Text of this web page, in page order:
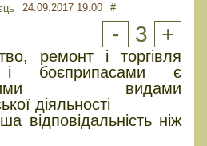
24.09.2017 19:00 #
- 3 +
ремонт і торгівля
боєприпасами є
видами
діяльності
відповідальність ніж